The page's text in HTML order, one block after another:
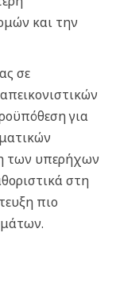
και την
σε
για
των υπερήχων
στη
πιο